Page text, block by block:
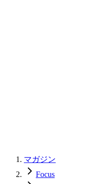
マガジン
Focus